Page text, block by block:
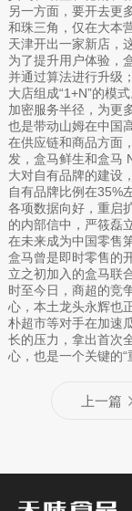
另一方面，要开去更
和珠三角，仅在大本
天津开出一家新店，
为了提升用户体验，
并通过算法进行升级
大店组成“1+N”的模
加密服务半径，为更
也是带动山姆在中国
在供应链和商品方面
发，盒马鲜生和盒马
大对自有品牌的建设
自有品牌比例在35%
各项数据向好，重启
的内部信中，严筱磊
在未来成为中国零售
盒马曾是即时零售的
立之初加入的盒马联
时至今日，商超的竞
心，本土龙头永辉也
朴超市等对手在加速
长的压力，拿出首次
心，也是一个关键的“
上一篇